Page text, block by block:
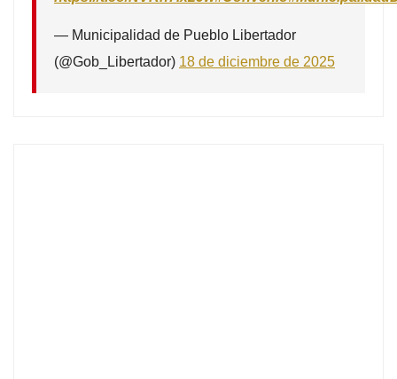
— Municipalidad de Pueblo Libertador
(@Gob_Libertador) 18 de diciembre de 2025